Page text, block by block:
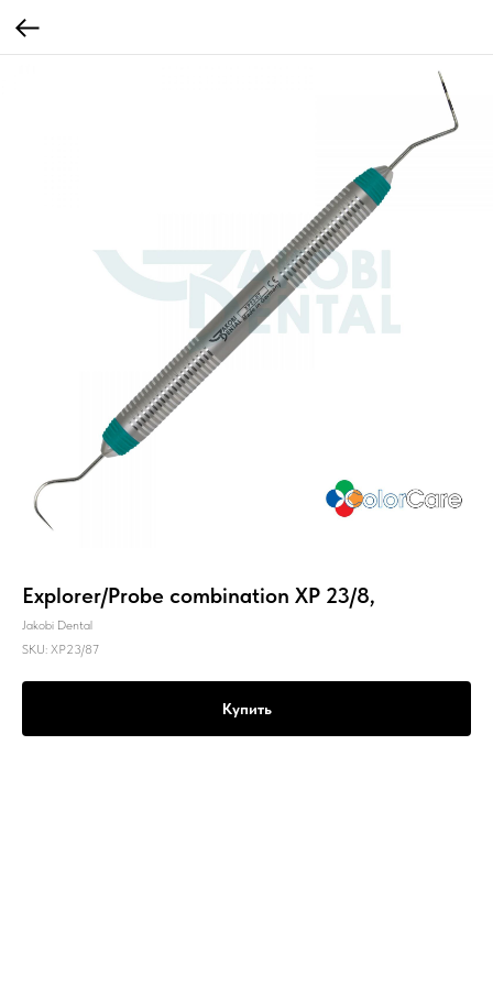
Explorer/Probe combination XP 23/8,
Jakobi Dental
SKU: XP23/87
Купить